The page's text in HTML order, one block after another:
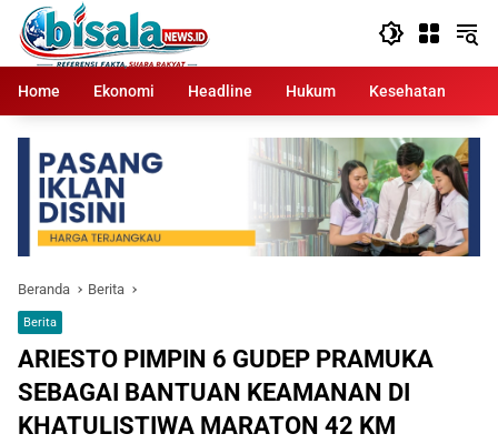
Langsung
konten
Home
Ekonomi Headline Hukum Kesehatan
Beranda Berita
Berita
ARIESTO PIMPIN 6 GUDEP PRAMUKA
SEBAGAI BANTUAN KEAMANAN DI
KHATULISTIWA MARATON 42 KM